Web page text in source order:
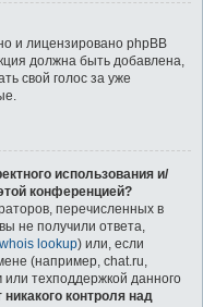
и лицензировано phpBB
должна быть добавлена,
свой голос за уже
использования и/
конференцией?
перечисленных в
не получили ответа,
whois lookup) или, если
(например, chat.ru,
или техподдержкой данного
никакого контроля над